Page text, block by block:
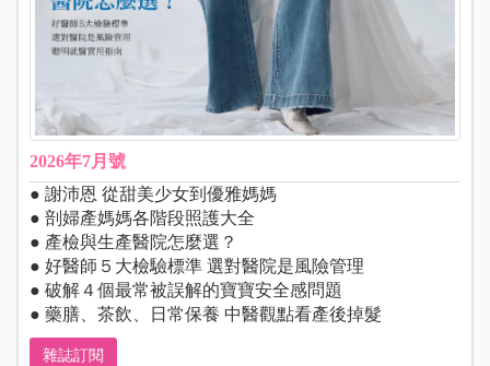
2026年7月號
● 謝沛恩 從甜美少女到優雅媽媽
● 剖婦產媽媽各階段照護大全
● 產檢與生產醫院怎麼選？
● 好醫師５大檢驗標準 選對醫院是風險管理
● 破解４個最常被誤解的寶寶安全感問題
● 藥膳、茶飲、日常保養 中醫觀點看產後掉髮
雜誌訂閱